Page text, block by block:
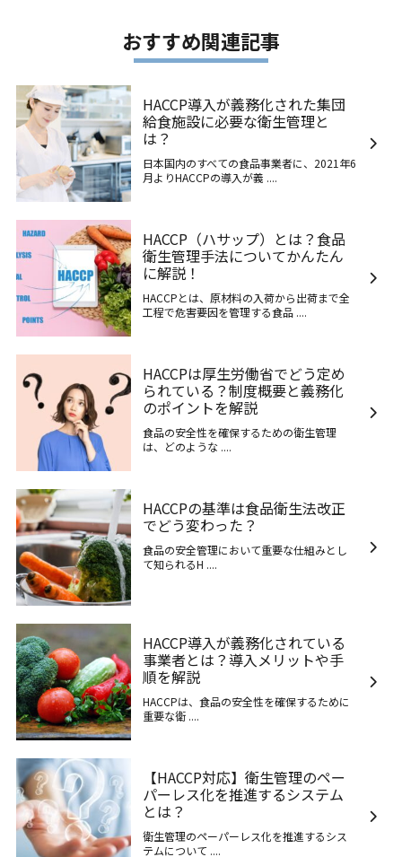
おすすめ関連記事
HACCP導入が義務化された集団
給食施設に必要な衛生管理と
は？
日本国内のすべての食品事業者に、2021年6
月よりHACCPの導入が義 ....
HACCP（ハサップ）とは？食品
衛生管理手法についてかんたん
に解説！
HACCPとは、原材料の入荷から出荷まで全
工程で危害要因を管理する食品 ....
HACCPは厚生労働省でどう定め
られている？制度概要と義務化
のポイントを解説
食品の安全性を確保するための衛生管理
は、どのような ....
HACCPの基準は食品衛生法改正
でどう変わった？
食品の安全管理において重要な仕組みとし
て知られるH ....
HACCP導入が義務化されている
事業者とは？導入メリットや手
順を解説
HACCPは、食品の安全性を確保するために
重要な衛 ....
【HACCP対応】衛生管理のペー
パーレス化を推進するシステム
とは？
衛生管理のペーパーレス化を推進するシス
テムについて ....